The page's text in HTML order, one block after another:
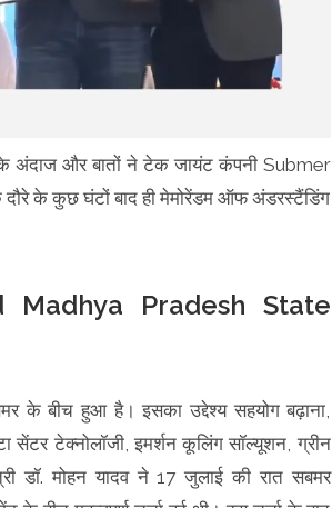
अंदाज और बातों ने टेक जायंट कंपनी Submer
के कुछ घंटों बाद ही मेमोरेंडम ऑफ अंडरस्टैंडिंग
Madhya Pradesh State
के बीच हुआ है। इसका उद्देश्य सहयोग बढ़ाना,
टेक्नोलॉजी, इमर्शन कूलिंग सॉल्यूशन, ग्रीन
डॉ. मोहन यादव ने 17 जुलाई की रात सबमर